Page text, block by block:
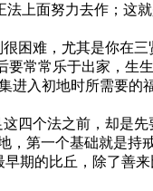
上面努力去作；这
困难，尤其是你在三
常常乐于出家，生
进入初地时所需要的
四个法之前，却是先
，第一个基础就是持
期的比丘，除了善